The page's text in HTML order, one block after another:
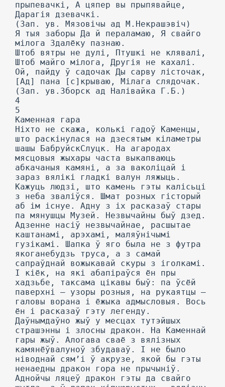
прыпевачкі, А цяпер вы прыпявайце,
Дарагія дзевачкі.
(Зап. ув. Мязовічы ад М.Некрашэвіч)
Я тыя заборы Да й пераламаю, Я свайго
мілога Здалёку пазнаю.
Штоб вятры не дулі, Птушкі не клявалі,
Штоб майго мілога, Другія не кахалі.
Ой, пайду ў садочак Ды сарву лісточак,
[Ад] пана [с]крываю, Мілага слядочак.
(Зап. ув.Зборск ад Налівайка Г.Б.)
4
5
Каменная гара
Ніхто не скажа, колькі гадоў Каменцы,
што раскінулася на дзесятым кіламетры
шашы БабруйскСлуцк. На агародах
мясцовыя жыхары часта выкапваюць
абкачаныя камяні, а за ваколіцай і
зараз вялікі гладкі валун ляжыць.
Кажуць людзі, што камень гэты калісьці
з неба зваліўся. Шмат розных гісторый
аб ім існуе. Адну з іх расказаў стары
па мянушцы Музей. Незвычайны быў дзед.
Адзенне насіў незвычайнае, расшытае
каштанамі, арэхамі, маляўнічымі
гузікамі. Шапка ў яго была не з футра
якоганебудзь труса, а з самай
сапраўднай вожыкавай скуры з іголкамі.
I кіёк, на які абапіраўся ён пры
хадзьбе, таксама цікавы быў: па ўсёй
паверхні — узоры розныя, на рукаятцы —
галовы ворана і ёжыка адмысловыя. Вось
ён і расказаў гэту легенду.
Даўнымдаўно жыў у месцах тутэйшых
страшэнны і злосны дракон. На Каменнай
гары жыў. Алогава сваё з вялізных
камянёўвалуноў збудаваў. I не было
ніводнай сям’і ў акрузе, якой бы гэты
ненаедны дракон гора не прычыніў.
Аднойчы ляцеў дракон гэты да свайго